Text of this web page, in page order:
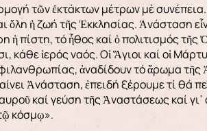
τῶν ἐκτάκτων μέτρων μέ
ὅλη ἡ ζωή τῆς Ἐκκλησίας. Ἀνάσταση
ἡ πίστη, τό ἦθος καί ὁ πολιτισμός
κάθε ἱερός ναός. Οἱ Ἅγιοι καί οἱ
ἀναδίδουν τό ἄρωμα
Ἀνάσταση, ἐπειδή ξέρουμε τί θά
καί γεύση τῆς Ἀναστάσεως καί
κόσμῳ».